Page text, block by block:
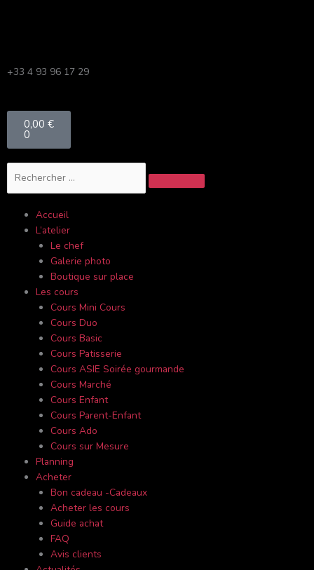
+33 4 93 96 17 29
0,00 €
0
Panier
Accueil
L’atelier
Le chef
Galerie photo
Boutique sur place
Les cours
Cours Mini Cours
Cours Duo
Cours Basic
Cours Patisserie
Cours ASIE Soirée gourmande
Cours Marché
Cours Enfant
Cours Parent-Enfant
Cours Ado
Cours sur Mesure
Planning
Acheter
Bon cadeau -Cadeaux
Acheter les cours
Guide achat
FAQ
Avis clients
é
e
s